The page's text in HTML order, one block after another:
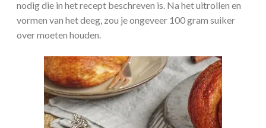
nodig die in het recept beschreven is. Na het uitrollen en
vormen van het deeg, zou je ongeveer 100 gram suiker
over moeten houden.